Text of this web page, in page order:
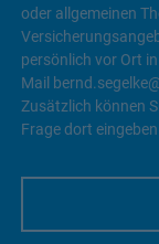
oder allgemeinen
persönlich vor Ort
Mail
Zusätzlich können
Frage dort eingeben.